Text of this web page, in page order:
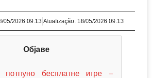
05/2026 09:13 Atualização: 18/05/2026 09:13
Објаве
бесплатне игре –